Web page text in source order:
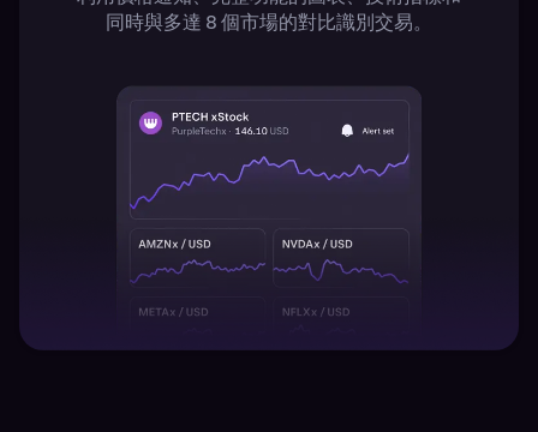
同時與多達 8 個市場的對比識別交易。